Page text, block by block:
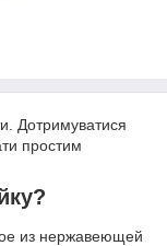
Дотримуватися
простим
из нержавеющей